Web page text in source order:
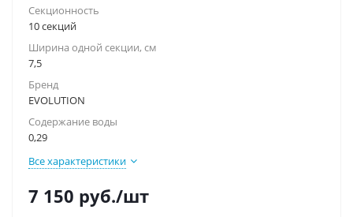
Секционность
10 секций
Ширина одной секции, см
7,5
Бренд
EVOLUTION
Содержание воды
0,29
Все характеристики
7 150 руб./шт